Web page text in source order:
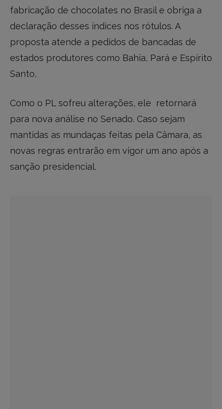
fabricação de chocolates no Brasil e obriga a
declaração desses índices nos rótulos. A
proposta atende a pedidos de bancadas de
estados produtores como Bahia, Pará e Espírito
Santo,
Como o PL sofreu alterações, ele retornará
para nova análise no Senado. Caso sejam
mantidas as mundaças feitas pela Câmara, as
novas regras entrarão em vigor um ano após a
sanção presidencial.